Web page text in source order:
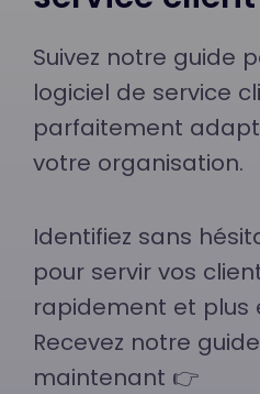
Suivez notre guide
logiciel de service
parfaitement
votre organisation.
Identifiez sans
pour servir vos
rapidement et plus
Recevez notre
maintenant 👉